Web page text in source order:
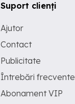
Suport clienți
Ajutor
Contact
Publicitate
Întrebări frecvente
Abonament VIP